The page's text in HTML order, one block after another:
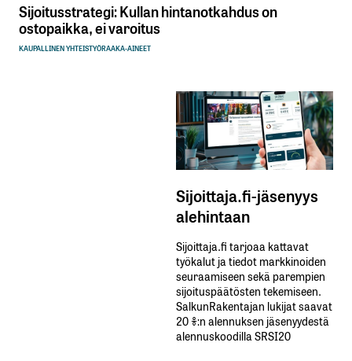
Sijoitusstrategi: Kullan hintanotkahdus on
ostopaikka, ei varoitus
KAUPALLINEN YHTEISTYÖRAAKA-AINEET
Sijoittaja.fi-jäsenyys
alehintaan
Sijoittaja.fi tarjoaa kattavat
työkalut ja tiedot markkinoiden
seuraamiseen sekä parempien
sijoituspäätösten tekemiseen.
SalkunRakentajan lukijat saavat
20 %:n alennuksen jäsenyydestä
alennuskoodilla SRSI20